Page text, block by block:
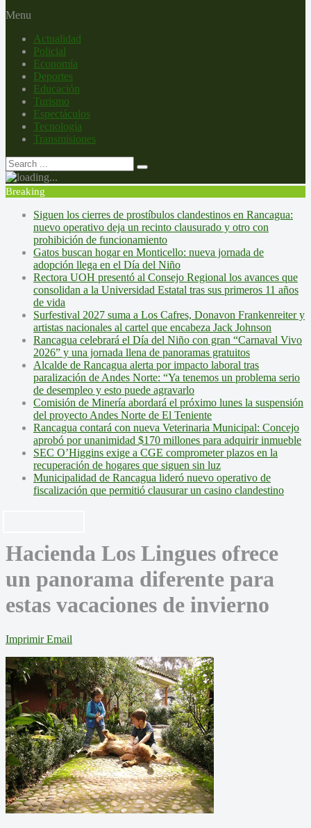
Menu
Actualidad
Policial
Economía
Deportes
Educación
Turismo
Espectáculos
Tecnología
Transmisiones
Breaking
Siguen los cierres de prostíbulos clandestinos en Rancagua:
nuevo operativo deja un recinto clausurado y otro con
prohibición de funcionamiento
Gatos buscan hogar en Monticello: nueva jornada de
adopción llega en el Día del Niño
Rectora UOH presentó al Consejo Regional los avances que
consolidan a la Universidad Estatal tras sus primeros 11 años
de vida
Surfestival 2027 suma a Los Cafres, Donavon Frankenreiter y
artistas nacionales al cartel que encabeza Jack Johnson
Rancagua celebrará el Día del Niño con gran “Carnaval Vivo
2026” y una jornada llena de panoramas gratuitos
Alcalde de Rancagua alerta por impacto laboral tras
paralización de Andes Norte: “Ya tenemos un problema serio
de desempleo y esto puede agravarlo
Comisión de Minería abordará el próximo lunes la suspensión
del proyecto Andes Norte de El Teniente
Rancagua contará con nueva Veterinaria Municipal: Concejo
aprobó por unanimidad $170 millones para adquirir inmueble
SEC O’Higgins exige a CGE comprometer plazos en la
recuperación de hogares que siguen sin luz
Municipalidad de Rancagua lideró nuevo operativo de
fiscalización que permitió clausurar un casino clandestino
Hacienda Los Lingues ofrece
un panorama diferente para
estas vacaciones de invierno
Imprimir Email